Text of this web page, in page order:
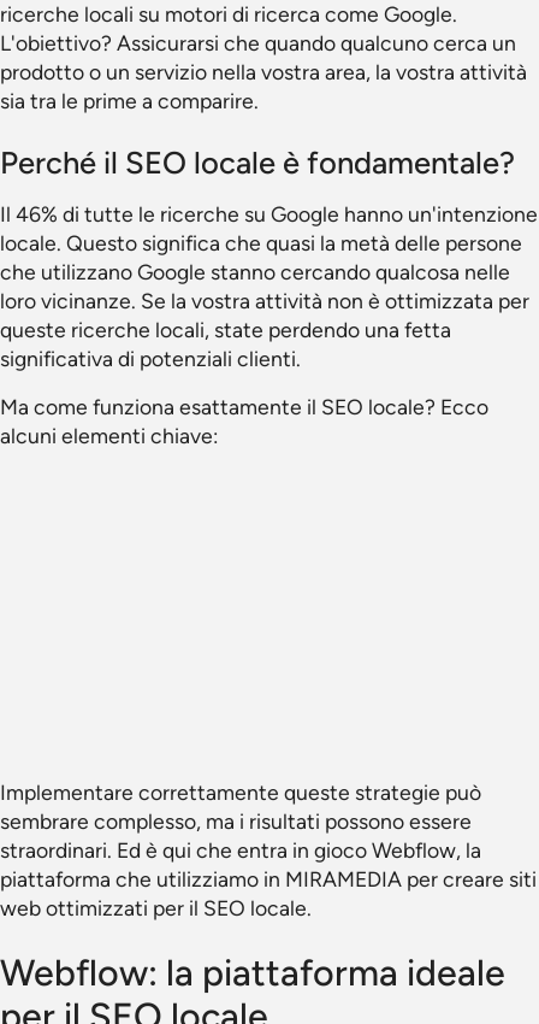
ricerche locali su motori di ricerca come Google.
L'obiettivo? Assicurarsi che quando qualcuno cerca un
prodotto o un servizio nella vostra area, la vostra attività
sia tra le prime a comparire.
Perché il SEO locale è fondamentale?
Il 46% di tutte le ricerche su Google hanno un'intenzione
locale. Questo significa che quasi la metà delle persone
che utilizzano Google stanno cercando qualcosa nelle
loro vicinanze. Se la vostra attività non è ottimizzata per
queste ricerche locali, state perdendo una fetta
significativa di potenziali clienti.
Ma come funziona esattamente il SEO locale? Ecco
alcuni elementi chiave:
Implementare correttamente queste strategie può
sembrare complesso, ma i risultati possono essere
straordinari. Ed è qui che entra in gioco Webflow, la
piattaforma che utilizziamo in MIRAMEDIA per creare siti
web ottimizzati per il SEO locale.
Webflow: la piattaforma ideale